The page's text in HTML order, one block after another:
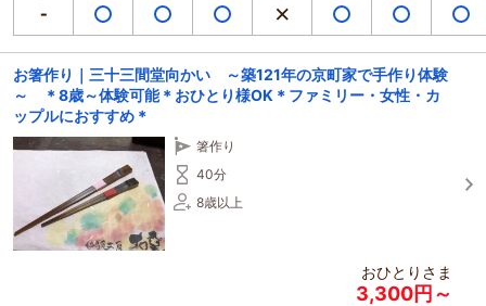
お箸作り｜三十三間堂向かい ～築121年の京町家で手作り体験
～ ＊8歳～体験可能＊おひとり様OK＊ファミリー・女性・カ
ップルにおすすめ＊
箸作り
40分
8歳以上
おひとりさま
3,300円～